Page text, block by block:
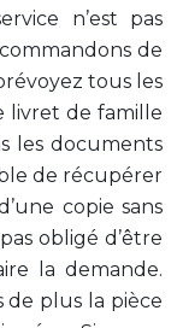
n’est pas
de
tous les
livret de famille
les documents
de récupérer
copie sans
obligé d’être
la demande.
de plus la pièce